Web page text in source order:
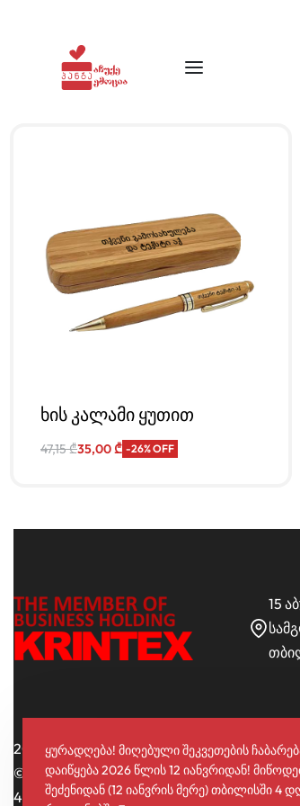
ხის კალამი ყუთით
47,15₾35,00₾ -26% OFF
15
2017 – 2024 ბრენდჰენდი
© შპს ბიეიჩსი ს/კ
404650383
ყურადღება! მიღებული შეკვეთების
დაიწყება 2026 წლის 12 იანვრიდან!
შეძენიდან (12 იანვრის მერე) თბილისში 4